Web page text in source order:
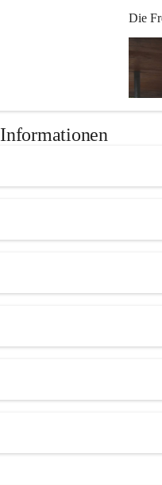
Die
Informationen